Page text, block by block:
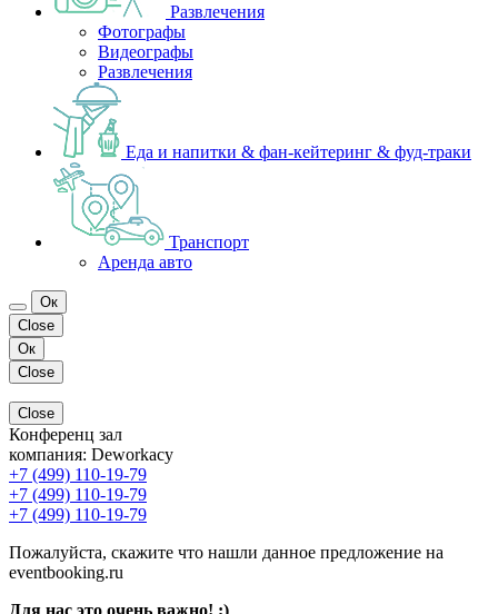
Развлечения
Фотографы
Видеографы
Развлечения
Еда и напитки & фан-кейтеринг & фуд-траки
Транспорт
Аренда авто
Ок
Close
Ок
Close
Close
Конференц зал
компания: Deworkacy
+7 (499) 110-19-79
+7 (499) 110-19-79
+7 (499) 110-19-79
Пожалуйста, скажите что нашли данное предложение на
eventbooking.ru